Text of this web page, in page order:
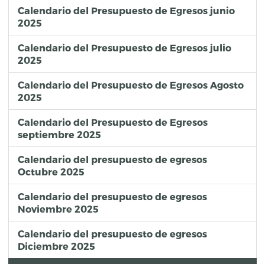
Calendario del Presupuesto de Egresos junio
2025
Calendario del Presupuesto de Egresos julio
2025
Calendario del Presupuesto de Egresos Agosto
2025
Calendario del Presupuesto de Egresos
septiembre 2025
Calendario del presupuesto de egresos
Octubre 2025
Calendario del presupuesto de egresos
Noviembre 2025
Calendario del presupuesto de egresos
Diciembre 2025